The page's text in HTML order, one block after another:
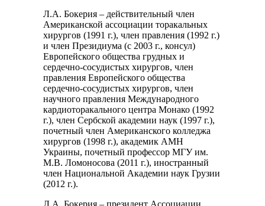
Л.А. Бокерия – действительный член
Американской ассоциации торакальных
хирургов (1991 г.), член правления (1992 г.)
и член Президиума (с 2003 г., консул)
Европейского общества грудных и
сердечно-сосудистых хирургов, член
правления Европейского общества
сердечно-сосудистых хирургов, член
научного правления Международного
кардиоторакального центра Монако (1992
г.), член Сербской академии наук (1997 г.),
почетный член Американского колледжа
хирургов (1998 г.), академик АМН
Украины, почетный профессор МГУ им.
М.В. Ломоносова (2011 г.), иностранный
член Национальной Академии наук Грузии
(2012 г.).